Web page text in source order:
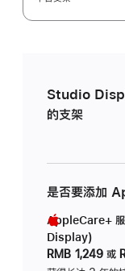
Studio
的支架
是否要添加
AppleCare+ 服
Display)
RMB 1,249 或